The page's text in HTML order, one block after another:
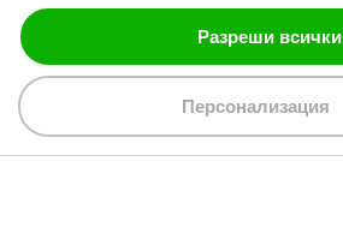
Разреши всички
Персонализация
088 200 7002
shop@bobimx.com